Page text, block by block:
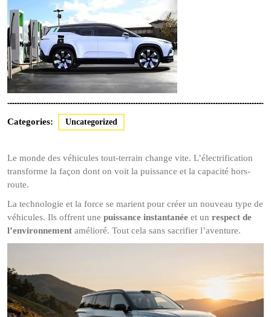
Categories: Uncategorized
Le monde des véhicules tout-terrain change vite. L’électrification
transforme la façon dont on voit la puissance et la capacité hors-
route.
La technologie et la force se marient pour créer un nouveau type de
véhicules. Ils offrent une puissance instantanée et un respect de
l’environnement amélioré. Tout cela sans sacrifier l’aventure.